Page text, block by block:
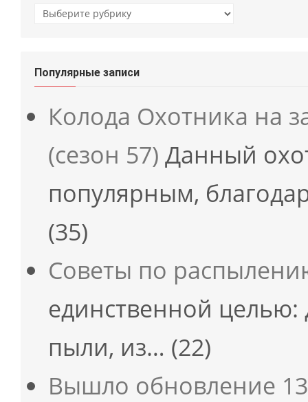
Рубрики
Популярные записи
Колода Охотника на
(сезон 57) Данный
популярным,
(35)
Советы по
единственной целью:
пыли, из… (22)
Вышло обновление